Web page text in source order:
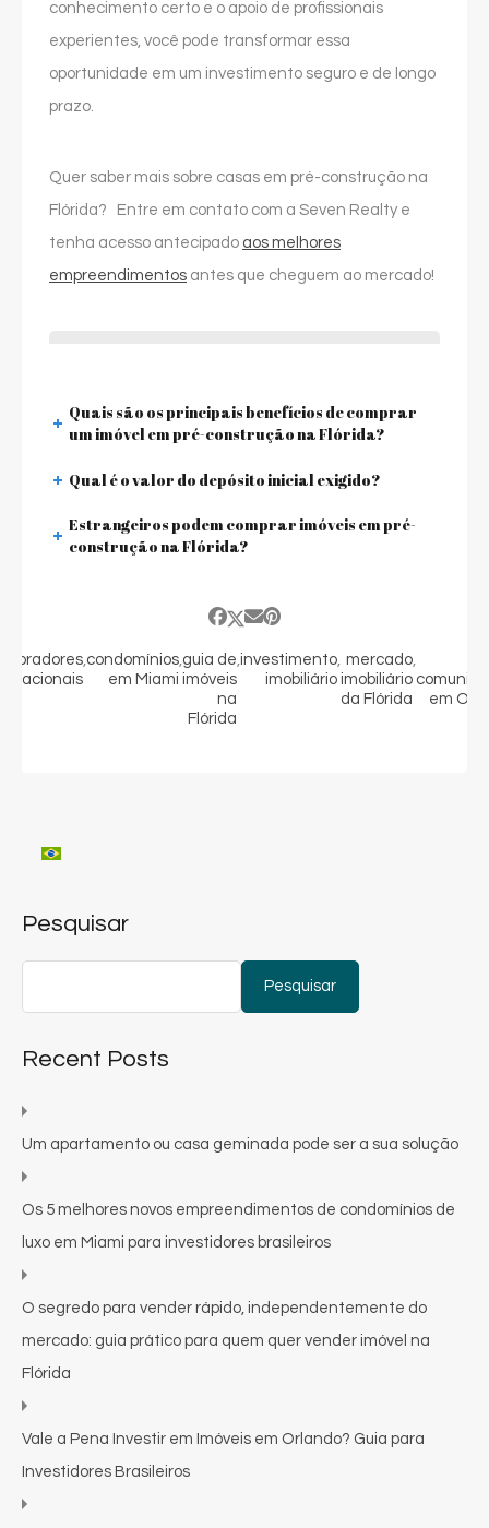
conhecimento certo e o apoio de profissionais
experientes, você pode transformar essa
oportunidade em um investimento seguro e de longo
prazo.
Quer saber mais sobre casas em pré-construção na
Flórida? Entre em contato com a Seven Realty e
tenha acesso antecipado aos melhores
empreendimentos antes que cheguem ao mercado!
Quais são os principais benefícios de comprar
um imóvel em pré-construção na Flórida?
Qual é o valor do depósito inicial exigido?
Estrangeiros podem comprar imóveis em pré-
construção na Flórida?
,condomínios
em Miami
,guia de
imóveis
na
Flórida
,investimento
imobiliário
, mercado
imobiliário
da Flórida
,
em
Pesquisar
Pesquisar
Recent Posts
Um apartamento ou casa geminada pode ser a sua solução
Os 5 melhores novos empreendimentos de condomínios de
luxo em Miami para investidores brasileiros
O segredo para vender rápido, independentemente do
mercado: guia prático para quem quer vender imóvel na
Flórida
Vale a Pena Investir em Imóveis em Orlando? Guia para
Investidores Brasileiros